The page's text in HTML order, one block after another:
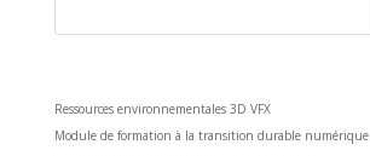
Ressources environnementales 3D VFX
Module de formation à la transition durable numérique